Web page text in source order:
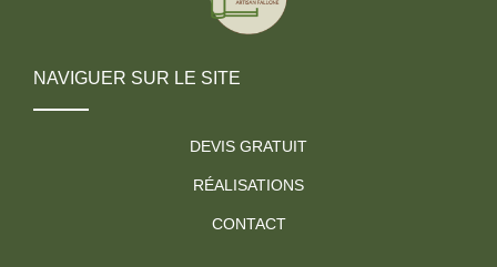
NAVIGUER SUR LE SITE
DEVIS GRATUIT
RÉALISATIONS
CONTACT